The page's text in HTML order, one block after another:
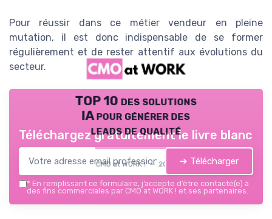
Pour réussir dans ce métier vendeur en pleine
mutation, il est donc indispensable de se former
régulièrement et de rester attentif aux évolutions du
secteur.
TOP 10 des solutions
IA pour générer des
leads de qualité
CMO at WORK ! — 2026
Téléchargez gratuitement le livre blanc
➔ Télécharger
* En remplissant ce formulaire, j’accepte d’être contacté(e) à
des fins commerciales par CMO at WORK ! et ses partenaires.